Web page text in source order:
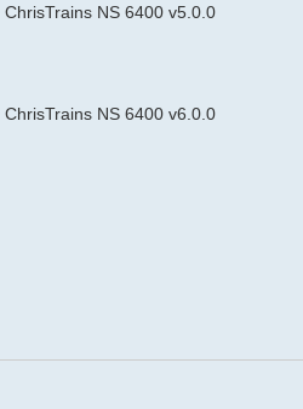
ChrisTrains NS 6400 v5.0.0
ChrisTrains NS 6400 v6.0.0